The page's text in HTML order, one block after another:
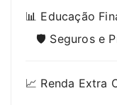
📊 Educação
🛡️ Seguros e
📈 Renda Extra